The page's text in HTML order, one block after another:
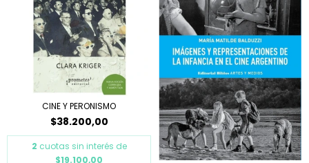
CINE Y PERONISMO
$38.200,00
2 cuotas sin interés de
$19.100,00